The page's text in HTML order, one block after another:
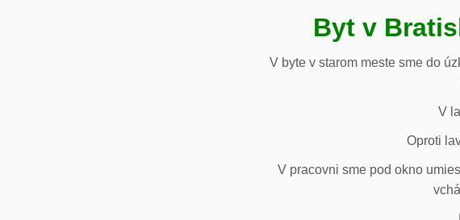
Byt v
V byte v starom meste sme do
V
Oproti
V pracovni sme pod okno